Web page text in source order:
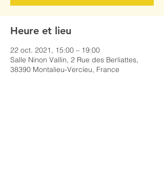
Heure et lieu
22 oct. 2021, 15:00 – 19:00
Salle Ninon Vallin, 2 Rue des Berliattes,
38390 Montalieu-Vercieu, France